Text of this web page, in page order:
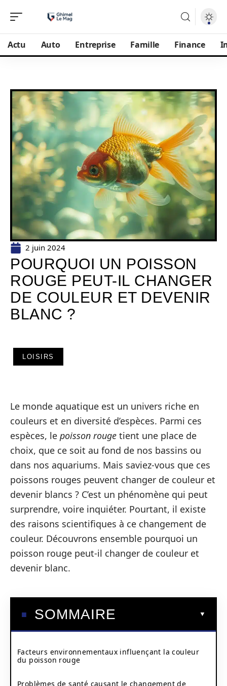
Actu Auto Entreprise Famille Finance
2 juin 2024
POURQUOI UN POISSON
ROUGE PEUT-IL CHANGER
DE COULEUR ET DEVENIR
BLANC ?
LOISIRS
Le monde aquatique est un univers riche en
couleurs et en diversité d’espèces. Parmi ces
espèces, le poisson rouge tient une place de
choix, que ce soit au fond de nos bassins ou
dans nos aquariums. Mais saviez-vous que ces
poissons rouges peuvent changer de couleur et
devenir blancs ? C’est un phénomène qui peut
surprendre, voire inquiéter. Pourtant, il existe
des raisons scientifiques à ce changement de
couleur. Découvrons ensemble pourquoi un
poisson rouge peut-il changer de couleur et
devenir blanc.
SOMMAIRE
Facteurs environnementaux influençant la couleur
du poisson rouge
Problèmes de santé causant le changement de